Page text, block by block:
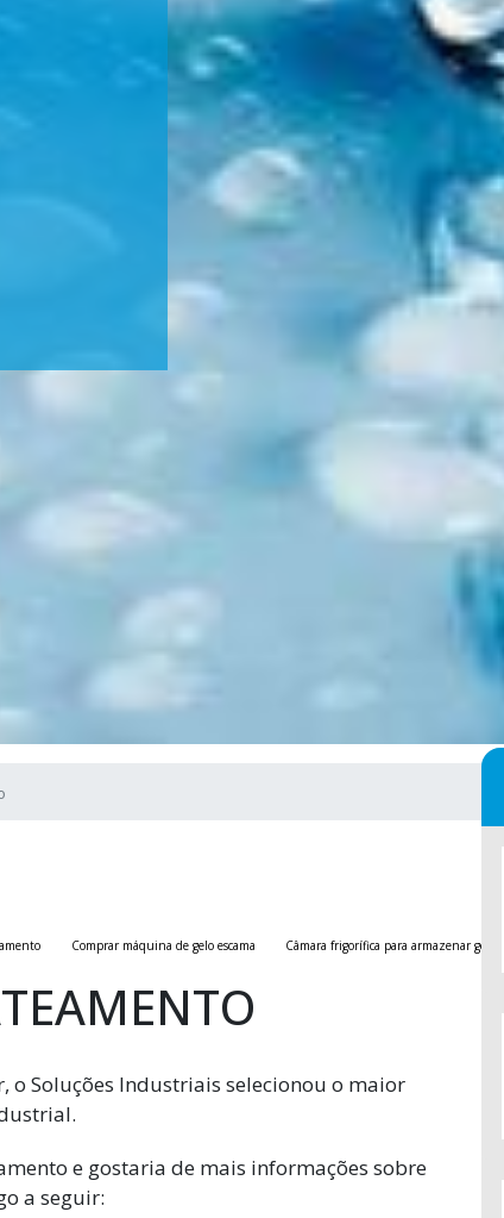
Comprar máquina de gelo escama Câmara frigorífica para armazenar gelo
Soluções Industriais selecionou o maior
e gostaria de mais informações sobre
a seguir: